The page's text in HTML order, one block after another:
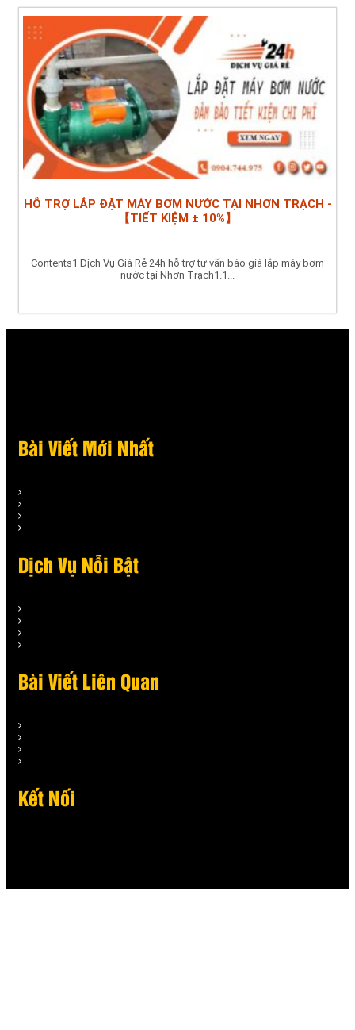
HỖ TRỢ LẮP ĐẶT MÁY BƠM NƯỚC TẠI NHƠN TRẠCH -
【TIẾT KIỆM ± 10%】
Contents1 Dịch Vụ Giá Rẻ 24h hỗ trợ tư vấn báo giá lắp máy bơm
nước tại Nhơn Trạch1.1...
Bài Viết Mới Nhất
Dịch Vụ Nỗi Bật
Bài Viết Liên Quan
Kết Nối